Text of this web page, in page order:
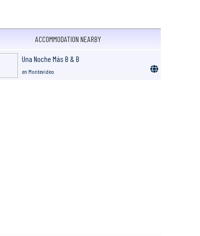
ACCOMMODATION NEARBY
Una Noche Más B & B
en Montevideo